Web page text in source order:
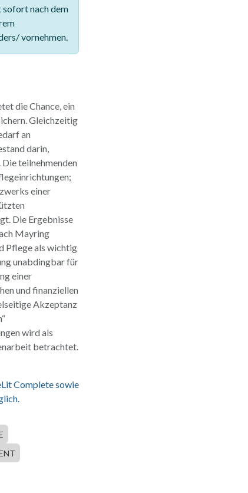
nach dem
vornehmen.
die Chance, ein
Gleichzeitig
an
darin,
teilnehmenden
einer
Die Ergebnisse
Mayring
Pflege als wichtig
unabdingbar für
einer
und finanziellen
Akzeptanz
wird als
betrachtet.
Complete sowie